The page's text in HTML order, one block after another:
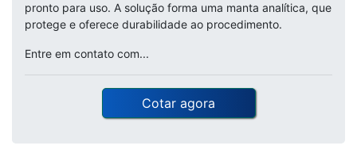
pronto para uso. A solução forma uma manta analítica, que
protege e oferece durabilidade ao procedimento.
Entre em contato com...
Cotar agora